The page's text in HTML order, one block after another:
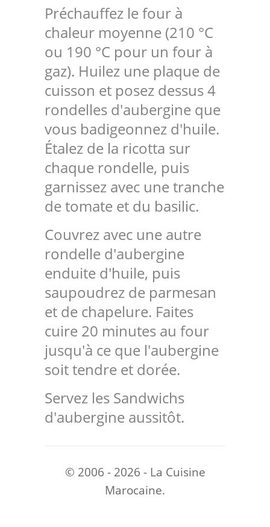
Préchauffez le four à
chaleur moyenne (210 °C
ou 190 °C pour un four à
gaz). Huilez une plaque de
cuisson et posez dessus 4
rondelles d'aubergine que
vous badigeonnez d'huile.
Étalez de la ricotta sur
chaque rondelle, puis
garnissez avec une tranche
de tomate et du basilic.
Couvrez avec une autre
rondelle d'aubergine
enduite d'huile, puis
saupoudrez de parmesan
et de chapelure. Faites
cuire 20 minutes au four
jusqu'à ce que l'aubergine
soit tendre et dorée.
Servez les Sandwichs
d'aubergine aussitôt.
© 2006 - 2026 - La Cuisine
Marocaine.